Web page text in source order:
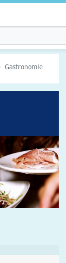
Gastronomie